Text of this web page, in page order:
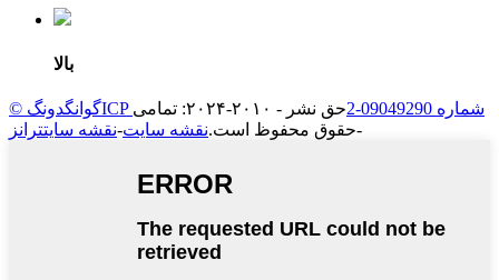
بالا
© گوانگدونگICP شماره 09049290-2
حق نشر - ۲۰۱۰-۲۰۲۴: تمامی
حقوق محفوظ است.نقشه سایت-نقشه سایتترانز -